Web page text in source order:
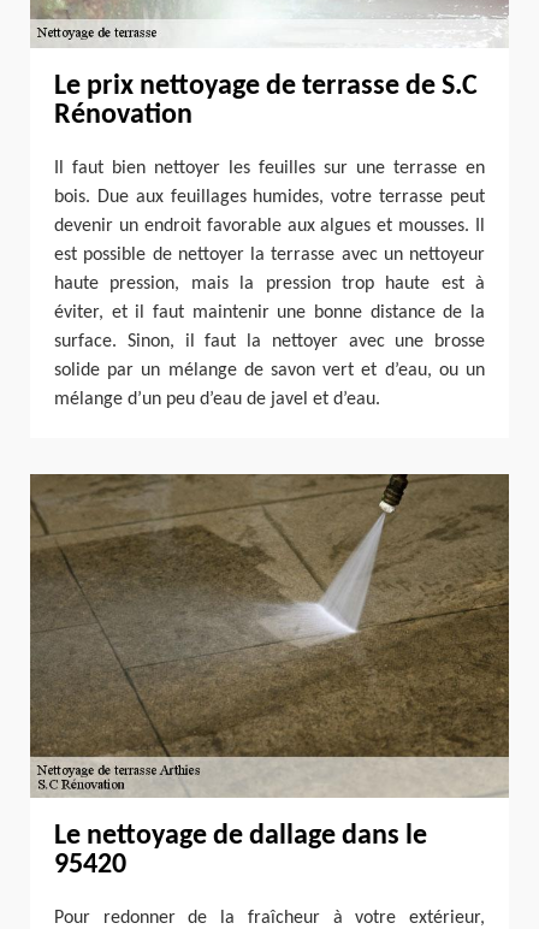
Le prix nettoyage de terrasse de S.C
Rénovation
Il faut bien nettoyer les feuilles sur une terrasse en
bois. Due aux feuillages humides, votre terrasse peut
devenir un endroit favorable aux algues et mousses. Il
est possible de nettoyer la terrasse avec un nettoyeur
haute pression, mais la pression trop haute est à
éviter, et il faut maintenir une bonne distance de la
surface. Sinon, il faut la nettoyer avec une brosse
solide par un mélange de savon vert et d’eau, ou un
mélange d’un peu d’eau de javel et d’eau.
Le nettoyage de dallage dans le
95420
Pour redonner de la fraîcheur à votre extérieur,